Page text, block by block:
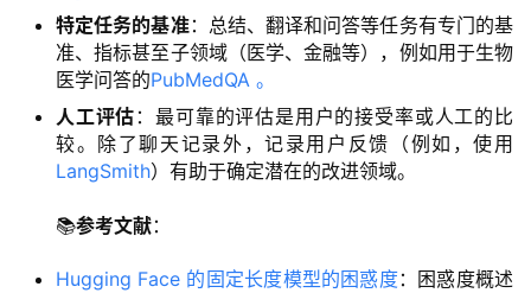
量
逆
特定任务的基准：总结、翻译和问答等任务有专门的基
准、指标甚至子领域（医学、金融等），例如用于生物
医学问答的PubMedQA 。
人工评估 ：最可靠的评估是用户的接受率或人工的比
较。除了聊天记录外，记录用户反馈（例如，使用
LangSmith）有助于确定潜在的改进领域。
📚参考文献：
Hugging Face 的固定长度模型的困惑度：困惑度概述